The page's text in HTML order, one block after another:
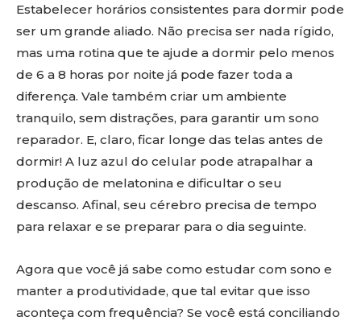
Estabelecer horários consistentes para dormir pode
ser um grande aliado. Não precisa ser nada rígido,
mas uma rotina que te ajude a dormir pelo menos
de 6 a 8 horas por noite já pode fazer toda a
diferença. Vale também criar um ambiente
tranquilo, sem distrações, para garantir um sono
reparador. E, claro, ficar longe das telas antes de
dormir! A luz azul do celular pode atrapalhar a
produção de melatonina e dificultar o seu
descanso. Afinal, seu cérebro precisa de tempo
para relaxar e se preparar para o dia seguinte.
Agora que você já sabe como estudar com sono e
manter a produtividade, que tal evitar que isso
aconteça com frequência? Se você está conciliando